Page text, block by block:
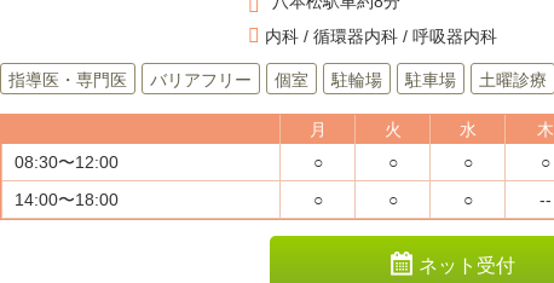
内科 / 循環器内科 / 呼吸器内科
指導医・専門医 バリアフリー 個室 駐輪場 駐車場 土曜診療
月 火 水 木
08:30〜12:00
○ ○ ○ ○
14:00〜18:00
○ ○ ○ --
ネット受付